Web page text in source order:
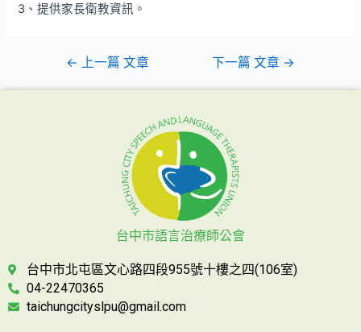
3、提供家長衛教資訊。
← 上一篇 文章 下一篇 文章 →
台中市語言治療師公會
台中市北屯區文心路四段955號十樓之四(106室)
04-22470365
taichungcityslpu@gmail.com